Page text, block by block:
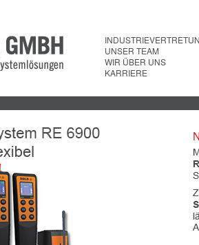
UNSER TEAM
WIR ÜBER UNS
KARRIERE